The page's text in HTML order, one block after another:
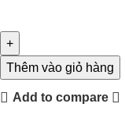
Thêm vào giỏ hàng
Add to compare